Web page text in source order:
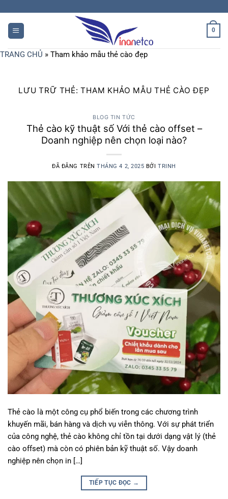
0
TRANG CHỦ » Tham khảo mẫu thẻ cào đẹp
LƯU TRỮ THẺ:THAM KHẢO MẪU THẺ CÀO ĐẸP
BLOG TIN TỨC
Thẻ cào kỹ thuật số Với thẻ cào offset –
Doanh nghiệp nên chọn loại nào?
ĐÃ ĐĂNG TRÊNTHÁNG 4 2, 2025 BỞITRINH
Thẻ cào là một công cụ phổ biến trong các chương trình
khuyến mãi, bán hàng và dịch vụ viễn thông. Với sự phát triển
của công nghệ, thẻ cào không chỉ tồn tại dưới dạng vật lý (thẻ
cào offset) mà còn có phiên bản kỹ thuật số. Vậy doanh
nghiệp nên chọn in […]
TIẾP TỤC ĐỌC →